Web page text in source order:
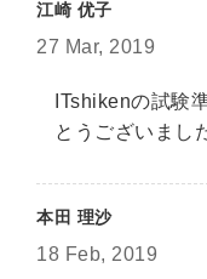
江崎 优子
27 Mar, 2019
ITshikenの試験
とうございまし
本田 理沙
18 Feb, 2019